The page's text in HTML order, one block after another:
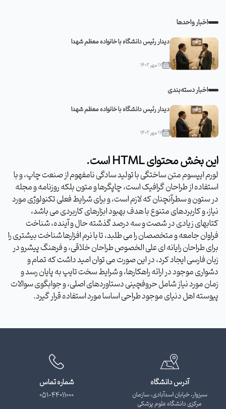
اخبار واحدها
دیدار رئیس دانشگاه با خانواده معظم شهدا
۱۷ مهر ۱۴۰۲
اخبار دسته‌بندی
دیدار رئیس دانشگاه با خانواده معظم شهدا
۱۷ مهر ۱۴۰۲
این بخش محتوای HTML است.
لورم ایپسوم متن ساختگی با تولید سادگی نامفهوم از صنعت چاپ، و با
استفاده از طراحان گرافیک است، چاپگرها و متون بلکه روزنامه و مجله
در ستون و سطرآنچنان که لازم است، و برای شرایط فعلی تکنولوژی مورد
نیاز، و کاربردهای متنوع با هدف بهبود ابزارهای کاربردی می باشد،
کتابهای زیادی در شصت و سه درصد گذشته حال و آینده، شناخت
فراوان جامعه و متخصصان را می طلبد، تا با نرم افزارها شناخت بیشتری را
برای طراحان رایانه ای علی الخصوص طراحان خلاقی، و فرهنگ پیشرو در
زبان فارسی ایجاد کرد، در این صورت می توان امید داشت که تمام و
دشواری موجود در ارائه راهکارها، و شرایط سخت تایپ به پایان رسد و
زمان مورد نیاز شامل حروفچینی دستاوردهای اصلی، و جوابگوی سوالات
پیوسته اهل دنیای موجود طراحی اساسا مورد استفاده قرار گیرد.
آدرس دانشگاه
سبزوار، خیابان اسدآبادی، سازمان
مرکزی دانشگاه علوم پزشکی
شماره تماس
051-44011000